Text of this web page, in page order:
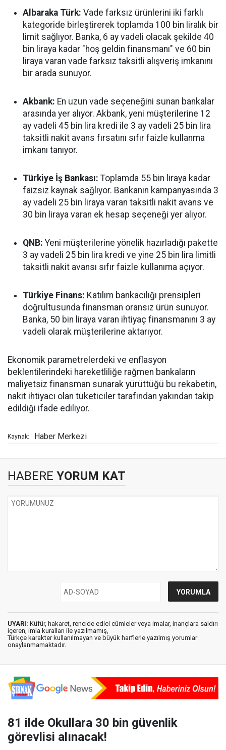
Albaraka Türk: Vade farksız ürünlerini iki farklı
kategoride birleştirerek toplamda 100 bin liralık bir
limit sağlıyor. Banka, 6 ay vadeli olacak şekilde 40
bin liraya kadar "hoş geldin finansmanı" ve 60 bin
liraya varan vade farksız taksitli alışveriş imkanını
bir arada sunuyor.
Akbank: En uzun vade seçeneğini sunan bankalar
arasında yer alıyor. Akbank, yeni müşterilerine 12
ay vadeli 45 bin lira kredi ile 3 ay vadeli 25 bin lira
taksitli nakit avans fırsatını sıfır faizle kullanma
imkanı tanıyor.
Türkiye İş Bankası: Toplamda 55 bin liraya kadar
faizsiz kaynak sağlıyor. Bankanın kampanyasında 3
ay vadeli 25 bin liraya varan taksitli nakit avans ve
30 bin liraya varan ek hesap seçeneği yer alıyor.
QNB: Yeni müşterilerine yönelik hazırladığı pakette
3 ay vadeli 25 bin lira kredi ve yine 25 bin lira limitli
taksitli nakit avansı sıfır faizle kullanıma açıyor.
Türkiye Finans: Katılım bankacılığı prensipleri
doğrultusunda finansman oransız ürün sunuyor.
Banka, 50 bin liraya varan ihtiyaç finansmanını 3 ay
vadeli olarak müşterilerine aktarıyor.
Ekonomik parametrelerdeki ve enflasyon
beklentilerindeki hareketliliğe rağmen bankaların
maliyetsiz finansman sunarak yürüttüğü bu rekabetin,
nakit ihtiyacı olan tüketiciler tarafından yakından takip
edildiği ifade ediliyor.
Kaynak: Haber Merkezi
HABERE YORUM KAT
UYARI: Küfür, hakaret, rencide edici cümleler veya imalar, inançlara saldırı
içeren, imla kuralları ile yazılmamış,
Türkçe karakter kullanılmayan ve büyük harflerle yazılmış yorumlar
onaylanmamaktadır.
81 ilde Okullara 30 bin güvenlik
görevlisi alınacak!